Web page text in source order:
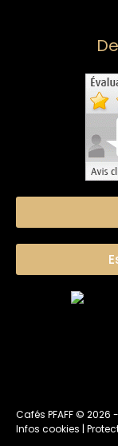
Cafés PFAFF © 2026
Infos cookies |